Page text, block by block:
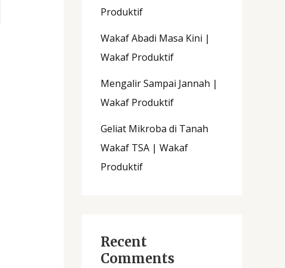
Produktif
Wakaf Abadi Masa Kini |
Wakaf Produktif
Mengalir Sampai Jannah |
Wakaf Produktif
Geliat Mikroba di Tanah
Wakaf TSA | Wakaf
Produktif
Recent
Comments